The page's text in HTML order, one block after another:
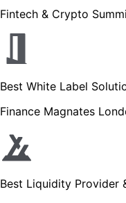
Fintech & Crypto
Best White Label
Finance Magnates
Best Liquidity Provider